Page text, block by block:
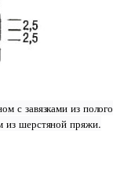
с завязками из полого
из шерстяной пряжи.